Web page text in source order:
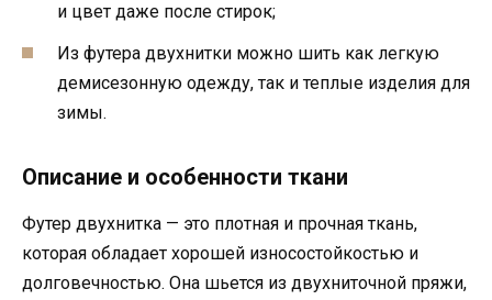
и цвет даже после стирок;
Из футера двухнитки можно шить как легкую
демисезонную одежду, так и теплые изделия для
зимы.
Описание и особенности ткани
Футер двухнитка — это плотная и прочная ткань,
которая обладает хорошей износостойкостью и
долговечностью. Она шьется из двухниточной пряжи,